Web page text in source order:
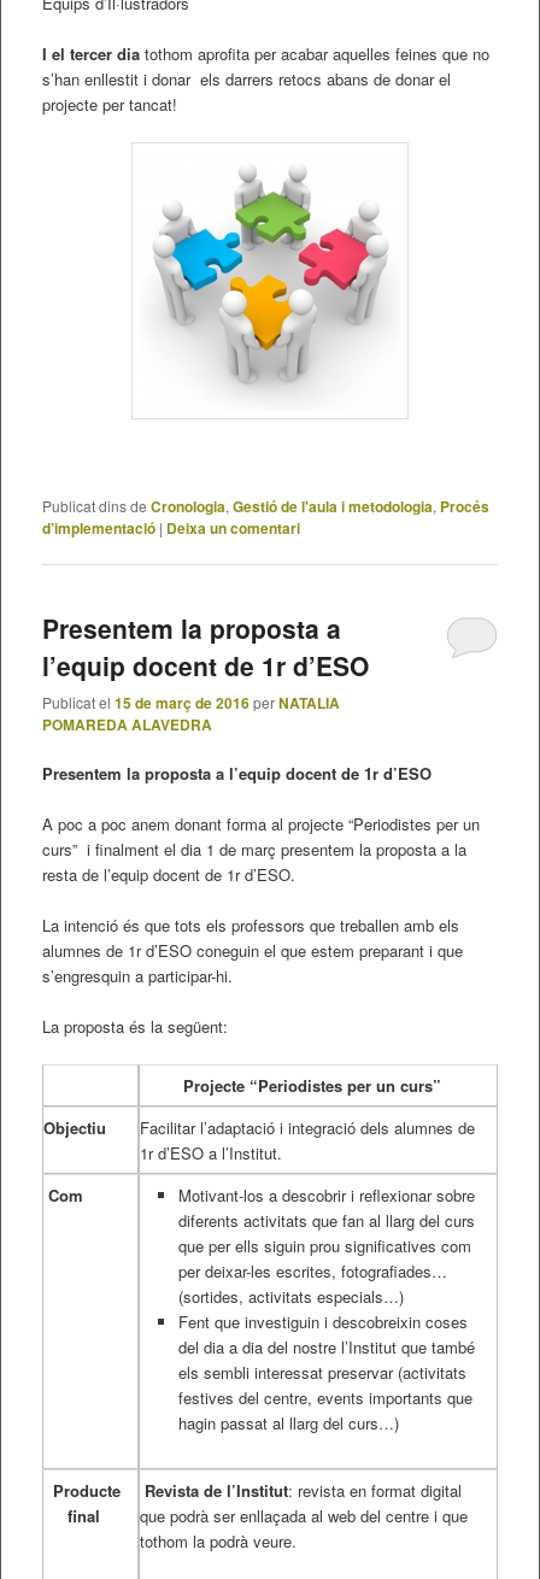
I el tercer diatothom aprofita per acabar aquelles feines que no
s’han enllestit i donar els darrers retocs abans de donar el
projecte per tancat!
Publicat dins de Cronologia, Gestió de l'aula i metodologia, Procés
d’implementació | Deixa un comentari
Presentem la proposta a
l’equip docent de 1r d’ESO
Publicat el 15 de març de 2016perNATALIA
POMAREDA ALAVEDRA
Presentem la proposta a l’equip docent de 1r d’ESO
A poc a poc anem donant forma al projecte “Periodistes per un
curs” i finalment el dia 1 de març presentem la proposta a la
resta de l’equip docent de 1r d’ESO.
La intenció és que tots els professors que treballen amb els
alumnes de 1r d’ESO coneguin el que estem preparant i que
s’engresquin a participar-hi.
La proposta és la següent:
Projecte “Periodistes per un curs”
Objectiu
Facilitar l’adaptació i integració dels alumnes de
1r d’ESO a l’Institut.
Com
Motivant-los a descobrir i reflexionar sobre
diferents activitats que fan al llarg del curs
que per ells siguin prou significatives com
per deixar-les escrites, fotografiades…
(sortides, activitats especials…)
Fent que investiguin i descobreixin coses
del dia a dia del nostre l’Institut que també
els sembli interessat preservar (activitats
festives del centre, events importants que
hagin passat al llarg del curs…)
Producte
final
Revista de l’Institut: revista en format digital
que podrà ser enllaçada al web del centre i que
tothom la podrà veure.